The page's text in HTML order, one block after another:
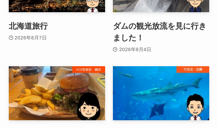
北海道旅行
2026年8月7日
ダムの観光放流を見に行き
ました！
2026年8月4日